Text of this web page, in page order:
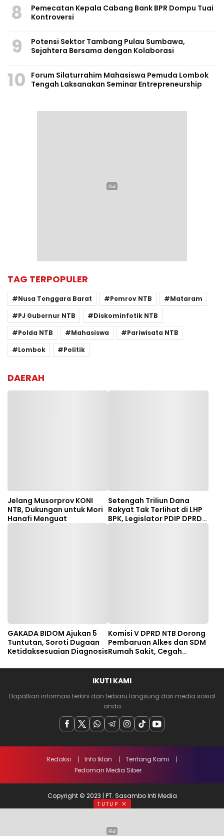
8
Pemecatan Kepala Cabang Bank BPR Dompu Tuai
Kontroversi
9
Potensi Sektor Tambang Pulau Sumbawa,
Sejahtera Bersama dengan Kolaborasi
10
Forum Silaturrahim Mahasiswa Pemuda Lombok
Tengah Laksanakan Seminar Entrepreneurship
TAG TERPOPULER
Nusa Tenggara Barat Pemrov NTB
Mataram
PJ Gubernur NTB
Diskominfotik NTB
Polda NTB
Mahasiswa
Pariwisata NTB
Lombok
Politik
DAERAH
Jelang Musorprov KONI
NTB, Dukungan untuk Mori
Hanafi Menguat
Setengah Triliun Dana
Rakyat Tak Terlihat di LHP
BPK, Legislator PDIP DPRD
NTB Tuntut Audit
GAKADA BIDOM Ajukan 5
Tuntutan, Soroti Dugaan
Ketidaksesuaian Diagnosis
Komisi V DPRD NTB Dorong
Pembaruan Alkes dan SDM
Rumah Sakit, Cegah
Pasien Rujukan Bima-
Dompu
IKUTI KAMI
Dapatkan informasi terkini dan terbaru langsung dari media sosial
anda
Redaksi Info Iklan
Tentang Kami
Pedoman Media Siber
Copyright © 2023 | PT. Sasambo Inti Media
TUTUP